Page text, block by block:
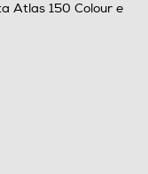
Atlas 150 Colour e